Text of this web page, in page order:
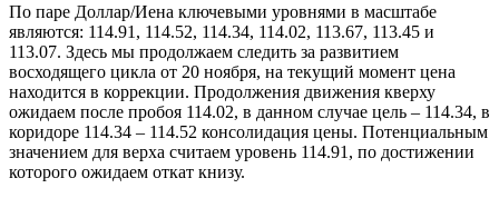
По паре Доллар/Иена ключевыми уровнями в масштабе
являются: 114.91, 114.52, 114.34, 114.02, 113.67, 113.45 и
113.07. Здесь мы продолжаем следить за развитием
восходящего цикла от 20 ноября, на текущий момент цена
находится в коррекции. Продолжения движения кверху
ожидаем после пробоя 114.02, в данном случае цель – 114.34, в
коридоре 114.34 – 114.52 консолидация цены. Потенциальным
значением для верха считаем уровень 114.91, по достижении
которого ожидаем откат книзу.